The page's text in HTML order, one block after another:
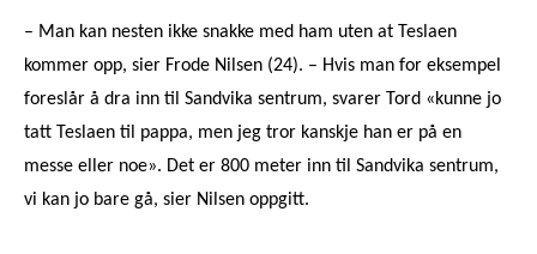
– Man kan nesten ikke snakke med ham uten at Teslaen
kommer opp, sier Frode Nilsen (24). – Hvis man for eksempel
foreslår å dra inn til Sandvika sentrum, svarer Tord «kunne jo
tatt Teslaen til pappa, men jeg tror kanskje han er på en
messe eller noe». Det er 800 meter inn til Sandvika sentrum,
vi kan jo bare gå, sier Nilsen oppgitt.